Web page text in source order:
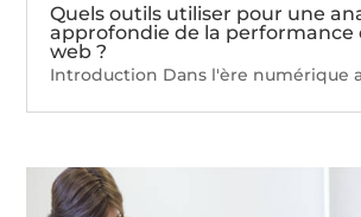
Quels outils utiliser pour une
approfondie de la performance
web ?
Introduction Dans l'ère numérique